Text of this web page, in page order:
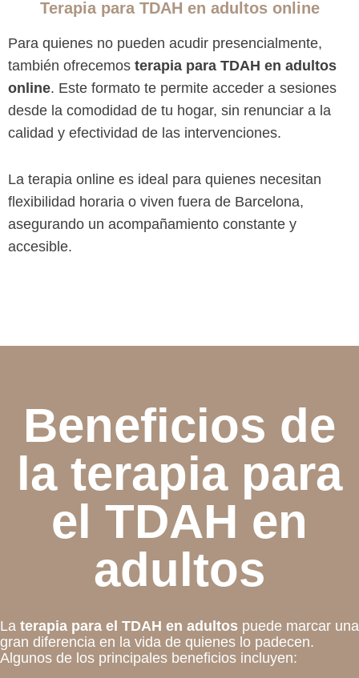
Terapia para TDAH en adultos online
Para quienes no pueden acudir presencialmente,
también ofrecemos terapia para TDAH en adultos
online. Este formato te permite acceder a sesiones
desde la comodidad de tu hogar, sin renunciar a la
calidad y efectividad de las intervenciones.
La terapia online es ideal para quienes necesitan
flexibilidad horaria o viven fuera de Barcelona,
asegurando un acompañamiento constante y
accesible.
Beneficios de
la terapia para
el TDAH en
adultos
La terapia para el TDAH en adultos puede marcar una
gran diferencia en la vida de quienes lo padecen.
Algunos de los principales beneficios incluyen: